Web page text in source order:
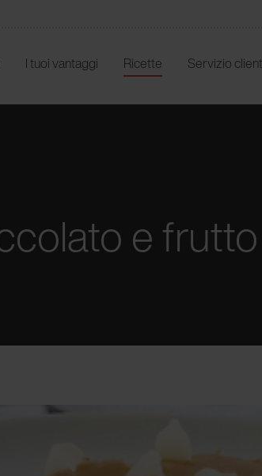
I tuoi vantaggi Ricette Servizio
e